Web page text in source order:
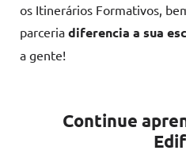
os Itinerários Formativos,
parceria diferencia a sua
a gente!
Continue